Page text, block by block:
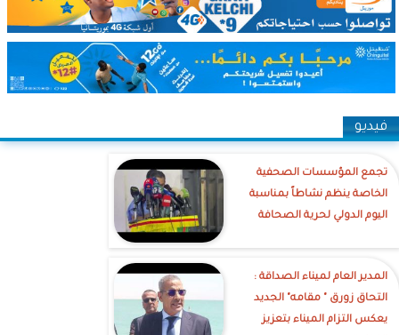
فيديو
تجمع المؤسسات الصحفية
الخاصة ينظم نشاطاً بمناسبة
اليوم الدولي لحرية الصحافة
‎المدير العام لميناء الصداقة :
التحاق زورق " مقامه" الجديد
يعكس التزام الميناء بتعزيز